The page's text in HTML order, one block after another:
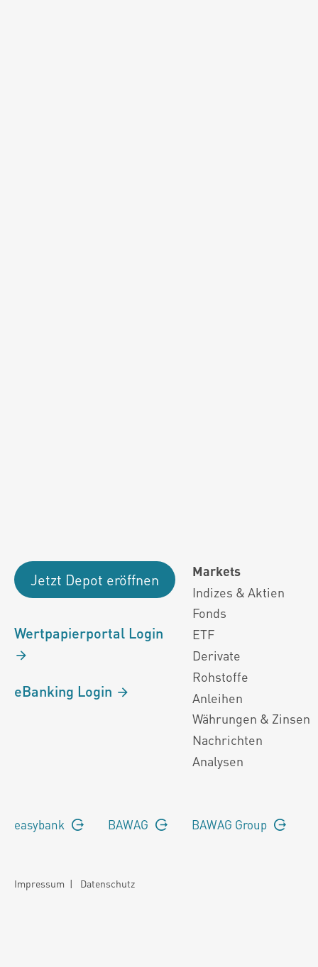
Jetzt Depot eröffnen
Wertpapierportal Login
eBanking Login
Markets
Indizes & Aktien
Fonds
ETF
Derivate
Rohstoffe
Anleihen
Währungen & Zinsen
Nachrichten
Analysen
easybank BAWAG BAWAG Group
Impressum | Datenschutz